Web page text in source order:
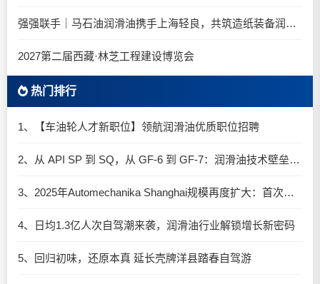
强强联手｜马石油润滑油携手上海轻良，共筑造纸装备润滑新生态
2027第二届西藏·林芝工程建设博览会
热门排行
1、【车油轮人才新职位】领航润滑油优质职位招聘
2、从 API SP 到 SQ，从 GF-6 到 GF-7：润滑油技术壁垒再升高，你准备好了吗？
3、2025年Automechanika Shanghai规模再度扩大：首次启用国家会展中心（上海）全部15个展馆
4、日均1.3亿人次自驾潮来袭，润滑油行业解锁增长新密码​
5、回归初味，还原本真 延长壳牌洋县踏春自驾游